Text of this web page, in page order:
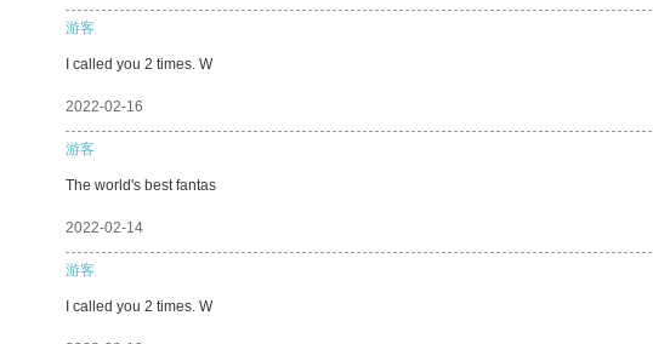
游客
I called you 2 times. W
2022-02-16
游客
The world's best fantas
2022-02-14
游客
I called you 2 times. W